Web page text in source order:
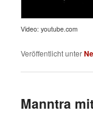
Video: youtube.com
Veröffentlicht unter
Manntra